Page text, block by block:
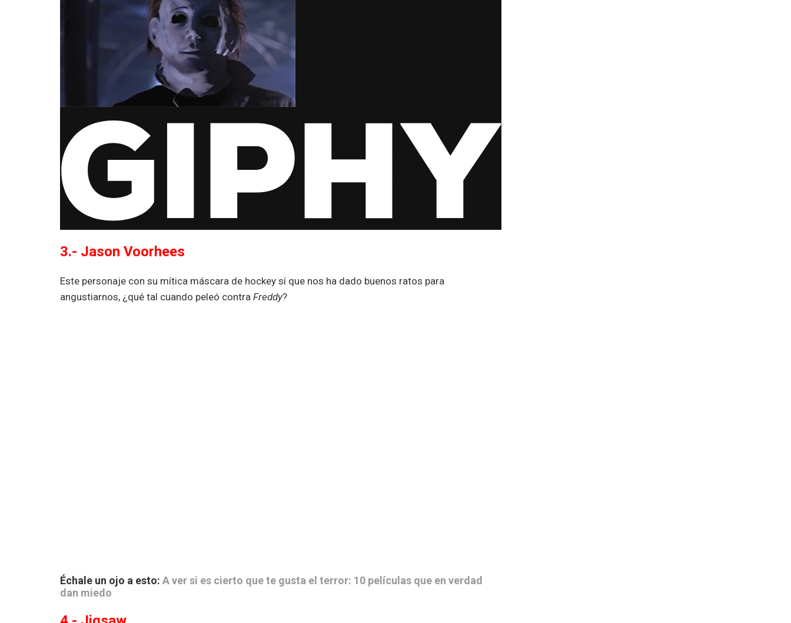
3.- Jason Voorhees
Este personaje con su mítica máscara de hockey sí que nos ha dado buenos ratos para
angustiarnos, ¿qué tal cuando peleó contra Freddy?
Échale un ojo a esto: A ver si es cierto que te gusta el terror: 10 películas que en verdad
dan miedo